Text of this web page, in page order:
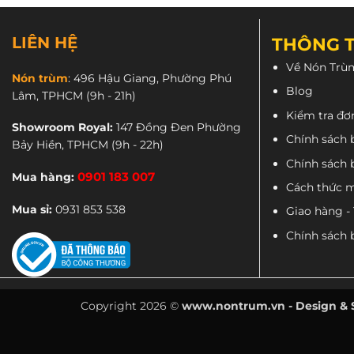
2,400,000 ₫.là:
1,680,000 ₫.
LIÊN HỆ
Nón trùm: 496 Hậu Giang, Phường Phú
Lâm, TPHCM (9h - 21h)
Showroom Royal: 147 Đồng Đen Phường
Bảy Hiền, TPHCM (9h - 22h)
Mua hàng: 0901 183 007
Mua sỉ: 0931 853 538
THÔNG
Về Nón
Blog
Kiểm tra
Chính sách
Chính sách
Cách thức
Giao hàng -
Chính sách
Copyright 2026 © www.nontrum.vn - Design &